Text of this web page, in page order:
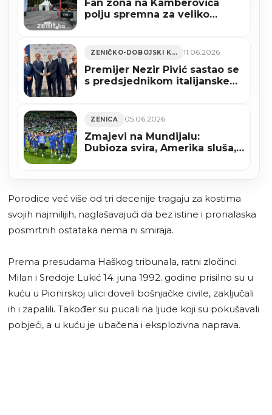
Fan zona na Kamberovića
polju spremna za veliko
ZENIČKO-DOBOJSKI KANTON 11.06.2026
Premijer Nezir Pivić sastao se
s predsjednikom italijanske
ZENICA 05.06.2026
Zmajevi na Mundijalu:
Dubioza svira, Amerika sluša,
Porodice već više od tri decenije tragaju za kostima
svojih najmilijih, naglašavajući da bez istine i pronalaska
posmrtnih ostataka nema ni smiraja.
Prema presudama Haškog tribunala, ratni zločinci
Milan i Sredoje Lukić 14. juna 1992. godine prisilno su u
kuću u Pionirskoj ulici doveli bošnjačke civile, zaključali
ih i zapalili. Također su pucali na ljude koji su pokušavali
pobjeći, a u kuću je ubačena i eksplozivna naprava.